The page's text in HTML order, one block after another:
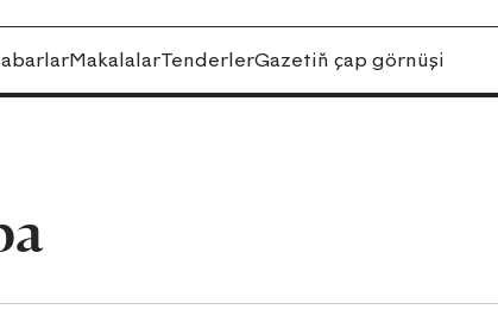
MakalalarTenderlerGazetiň çap görnüşi